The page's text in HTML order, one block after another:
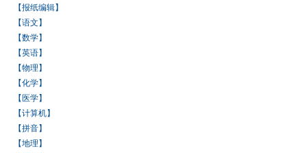
【报纸编辑】
【语文】
【数学】
【英语】
【物理】
【化学】
【医学】
【计算机】
【拼音】
【地理】